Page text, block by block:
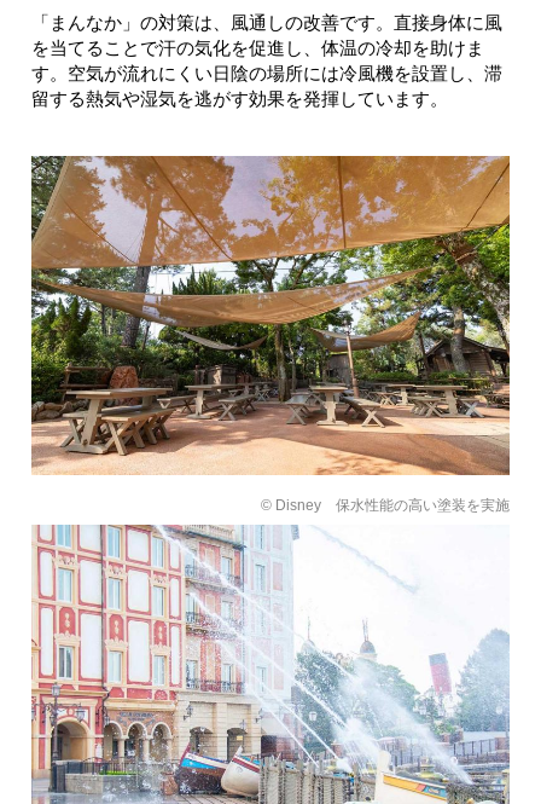
「まんなか」の対策は、風通しの改善です。直接身体に風
を当てることで汗の気化を促進し、体温の冷却を助けま
す。空気が流れにくい日陰の場所には冷風機を設置し、滞
留する熱気や湿気を逃がす効果を発揮しています。
© Disney 保水性能の高い塗装を実施